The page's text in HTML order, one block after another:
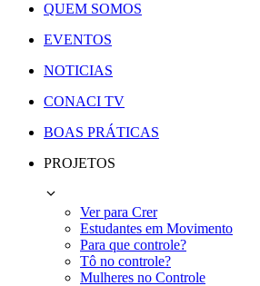
QUEM SOMOS
EVENTOS
NOTICIAS
CONACI TV
BOAS PRÁTICAS
PROJETOS
Ver para Crer
Estudantes em Movimento
Para que controle?
Tô no controle?
Mulheres no Controle